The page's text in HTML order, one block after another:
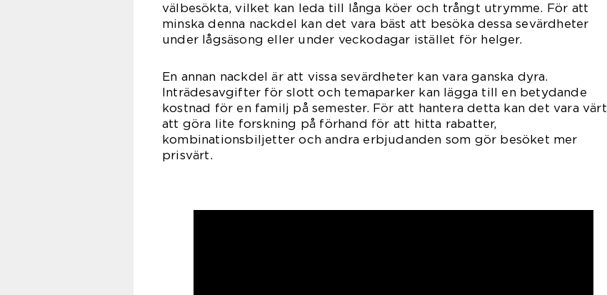
välbesökta, vilket kan leda till långa köer och trångt utrymme. För att
minska denna nackdel kan det vara bäst att besöka dessa sevärdheter
under lågsäsong eller under veckodagar istället för helger.
En annan nackdel är att vissa sevärdheter kan vara ganska dyra.
Inträdesavgifter för slott och temaparker kan lägga till en betydande
kostnad för en familj på semester. För att hantera detta kan det vara värt
att göra lite forskning på förhand för att hitta rabatter,
kombinationsbiljetter och andra erbjudanden som gör besöket mer
prisvärt.